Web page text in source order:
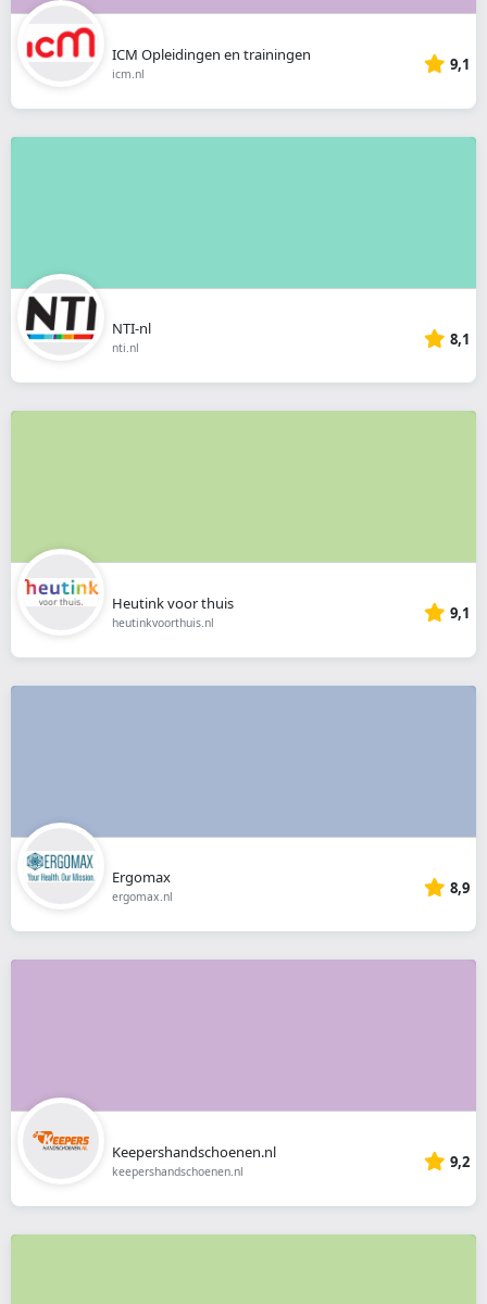
ICM Opleidingen en trainingen
icm.nl 9,1
NTI-nl
nti.nl 8,1
Heutink voor thuis
heutinkvoorthuis.nl 9,1
Ergomax
ergomax.nl 8,9
Keepershandschoenen.nl
keepershandschoenen.nl 9,2